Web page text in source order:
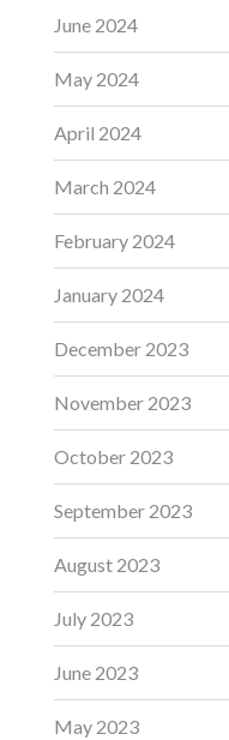
June 2024
May 2024
April 2024
March 2024
February 2024
January 2024
December 2023
November 2023
October 2023
September 2023
August 2023
July 2023
June 2023
May 2023